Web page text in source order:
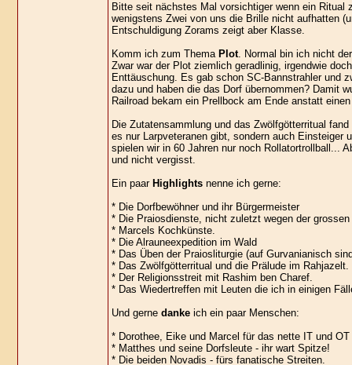
Bitte seit nächstes Mal vorsichtiger wenn ein
wenigstens Zwei von uns die Brille nicht aufhatten
Entschuldigung Zorams zeigt aber Klasse.
Komm ich zum Thema Plot. Normal bin ich nicht
Zwar war der Plot ziemlich geradlinig, irgendwie
Enttäuschung. Es gab schon SC-Bannstrahler und
dazu und haben die das Dorf übernommen? Damit
Railroad bekam ein Prellbock am Ende anstatt
Die Zutatensammlung und das Zwölfgötterritual
es nur Larpveteranen gibt, sondern auch Einsteiger
spielen wir in 60 Jahren nur noch Rollatortrollball...
und nicht vergisst.
Ein paar Highlightsnenne ich gerne:
* Die Dorfbewöhner und ihr Bürgermeister
* Die Praiosdienste, nicht zuletzt wegen der
* Marcels Kochkünste.
* Die Alrauneexpedition im Wald
* Das Üben der Praiosliturgie (auf Gurvanianisch
* Das Zwölfgötterritual und die Prälude im Rahjazelt.
* Der Religionsstreit mit Rashim ben Charef.
* Das Wiedertreffen mit Leuten die ich in einigen
Und gerne dankeich ein paar Menschen:
* Dorothee, Eike und Marcel für das nette IT und
* Matthes und seine Dorfsleute - ihr wart Spitze!
* Die beiden Novadis - fürs fanatische Streiten.